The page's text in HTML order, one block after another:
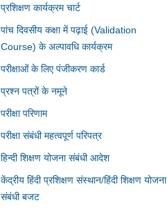
प्रशिक्षण कार्यक्रम चार्ट
पांच दिवसीय कक्षा में पढ़ाई (Validation
Course) के अल्‍पावधि कार्यक्रम
परीक्षाओं के लिए पंजीकरण कार्ड
प्रश्न पत्रों के नमूने
परीक्षा परिणाम
परीक्षा संबंधी महत्‍वपूर्ण परिपत्र
हिन्दी शिक्षण योजना संबंधी आदेश
केंद्रीय हिंदी प्रशिक्षण संस्‍थान/हिंदी शिक्षण योजना
संबंधी बजट